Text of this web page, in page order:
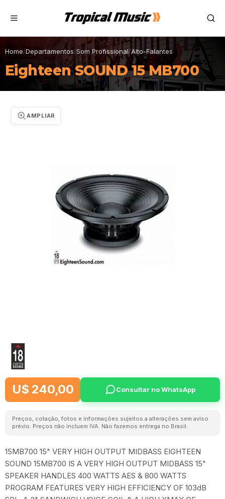
Home/Departamentos/Som Profissional/Alto-Falantes
Eighteen SOUND 15 MB700
AMPLIAR
U$ 240,00 Consultar no WhatsApp
Preços, cotação, fotos e informações sujeitos a alterações sem aviso
prévio. Preços não incluem IVA. Não fazemos entrega no Brasil.
15MB700 15" VERY HIGH OUTPUT MIDBASS EIGHTEEN
SOUND 15MB700 IS A VERY HIGH OUTPUT MIDBASS 15"
SPEAKER HANDLES 400 WATTS AES & 800 WATTS
PROGRAM FEATURES VERY HIGH EFFICIENCY OF 103dB